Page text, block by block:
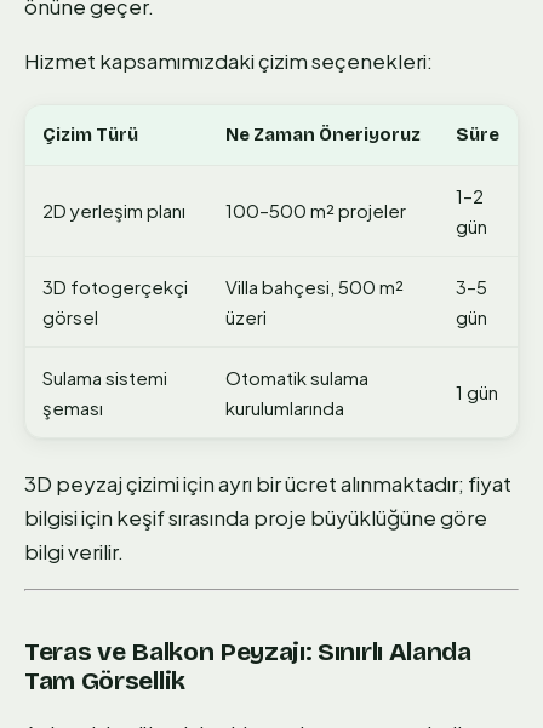
önüne geçer.
Hizmet kapsamımızdaki çizim seçenekleri:
Çizim Türü Ne Zaman Öneriyoruz Süre
2D yerleşim planı 100–500 m² projeler
1–2
gün
3D fotogerçekçi
görsel
Villa bahçesi, 500 m²
üzeri
3–5
gün
Sulama sistemi
şeması
Otomatik sulama
kurulumlarında
1 gün
3D peyzaj çizimi için ayrı bir ücret alınmaktadır; fiyat
bilgisi için keşif sırasında proje büyüklüğüne göre
bilgi verilir.
Teras ve Balkon Peyzajı: Sınırlı Alanda
Tam Görsellik